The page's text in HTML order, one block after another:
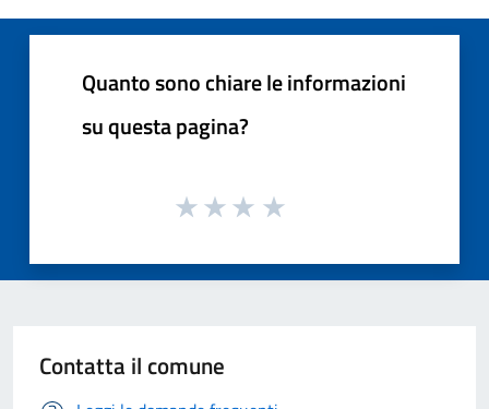
Quanto sono chiare le informazioni
su questa pagina?
Contatta il comune